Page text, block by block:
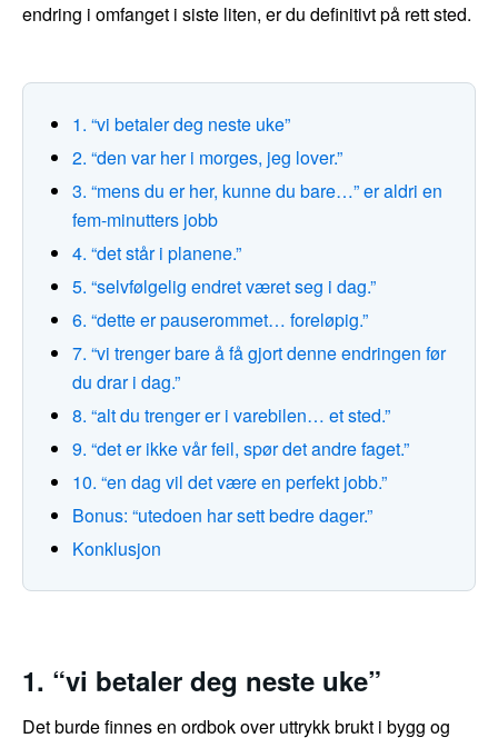
endring i omfanget i siste liten, er du definitivt på rett sted.
1. “vi betaler deg neste uke”
2. “den var her i morges, jeg lover.”
3. “mens du er her, kunne du bare…” er aldri en
fem-minutters jobb
4. “det står i planene.”
5. “selvfølgelig endret været seg i dag.”
6. “dette er pauserommet… foreløpig.”
7. “vi trenger bare å få gjort denne endringen før
du drar i dag.”
8. “alt du trenger er i varebilen… et sted.”
9. “det er ikke vår feil, spør det andre faget.”
10. “en dag vil det være en perfekt jobb.”
Bonus: “utedoen har sett bedre dager.”
Konklusjon
1. “vi betaler deg neste uke”
Det burde finnes en ordbok over uttrykk brukt i bygg og